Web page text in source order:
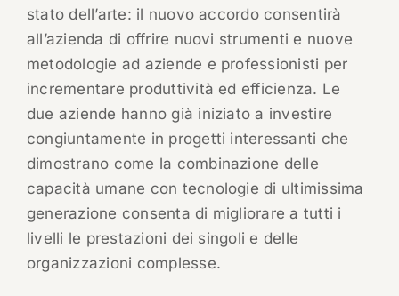
stato dell’arte: il nuovo accordo consentirà
all’azienda di offrire nuovi strumenti e nuove
metodologie ad aziende e professionisti per
incrementare produttività ed efficienza. Le
due aziende hanno già iniziato a investire
congiuntamente in progetti interessanti che
dimostrano come la combinazione delle
capacità umane con tecnologie di ultimissima
generazione consenta di migliorare a tutti i
livelli le prestazioni dei singoli e delle
organizzazioni complesse.